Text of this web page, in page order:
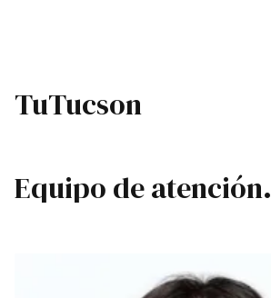
TuTucson
Equipo de atención.